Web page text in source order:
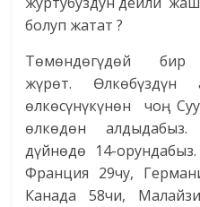
болуп жатат ?
Төмөндөгүдөй бир
жүрөт.
өлкөсүнүкүнөн чоң.
өлкөдөн алдыдабыз.
дүйнөдө 14-
Франция 29чу,
Канада 58чи,